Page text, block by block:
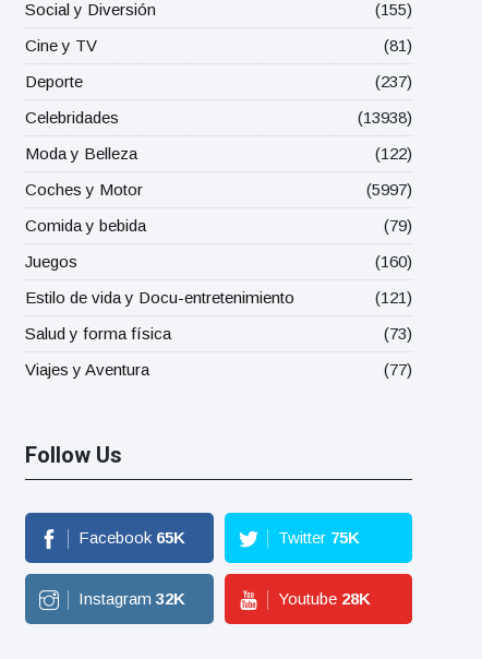
Social y Diversión
(155)
Cine y TV
(81)
Deporte
(237)
Celebridades
(13938)
Moda y Belleza
(122)
Coches y Motor
(5997)
Comida y bebida
(79)
Juegos
(160)
Estilo de vida y Docu-entretenimiento
(121)
Salud y forma física
(73)
Viajes y Aventura
(77)
Follow Us
Facebook 65K Twitter 75K
Instagram 32K Youtube 28K